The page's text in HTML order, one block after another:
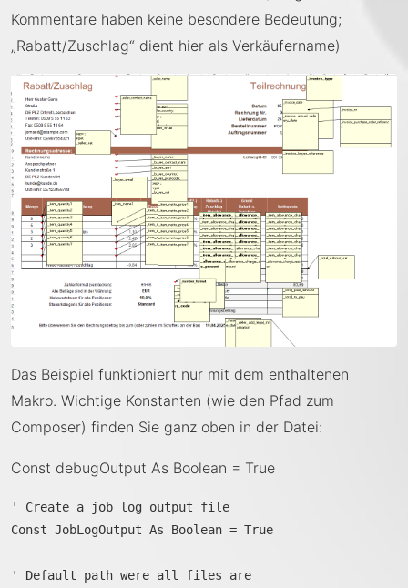
Kommentare haben keine besondere Bedeutung;
„Rabatt/Zuschlag“ dient hier als Verkäufername)
Das Beispiel funktioniert nur mit dem enthaltenen
Makro. Wichtige Konstanten (wie den Pfad zum
Composer) finden Sie ganz oben in der Datei:
Const debugOutput As Boolean = True
' Create a job log output file
Const JobLogOutput As Boolean = True
' Default path were all files are